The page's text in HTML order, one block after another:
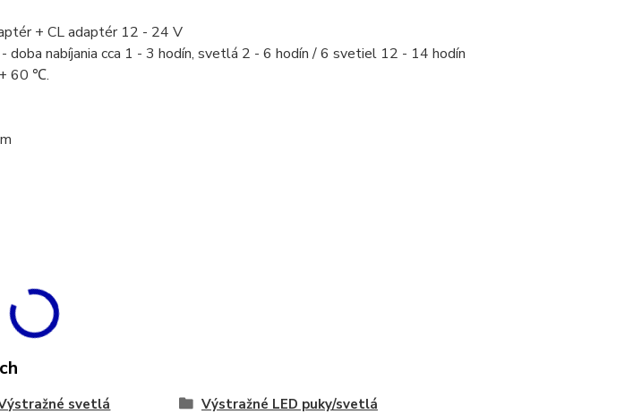
+ CL adaptér 12 - 24 V
doba nabíjania cca 1 - 3 hodín, svetlá 2 - 6 hodín / 6 svetiel 12 - 14 hodín
60 ℃.
svetlá Výstražné LED puky/svetlá